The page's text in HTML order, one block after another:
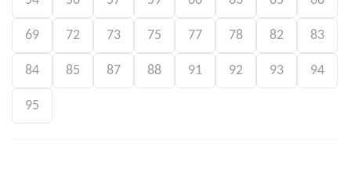
69 72 73 75 77 78 82 83
84 85 87 88 91 92 93 94
95